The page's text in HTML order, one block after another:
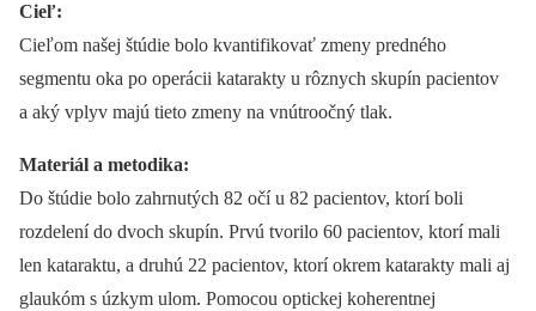
Cieľ:
Cieľom našej štúdie bolo kvantifikovať zmeny predného
segmentu oka po operácii katarakty u rôznych skupín pacientov
a aký vplyv majú tieto zmeny na vnútroočný tlak.
Materiál a metodika:
Do štúdie bolo zahrnutých 82 očí u 82 pacientov, ktorí boli
rozdelení do dvoch skupín. Prvú tvorilo 60 pacientov, ktorí mali
len kataraktu, a druhú 22 pacientov, ktorí okrem katarakty mali aj
glaukóm s úzkym ulom. Pomocou optickej koherentnej